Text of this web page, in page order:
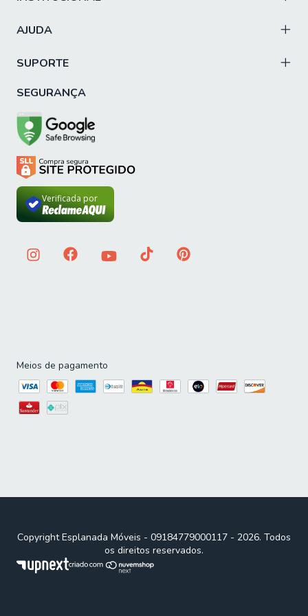
AJUDA
SUPORTE
SEGURANÇA
Verificada por
Meios de pagamento
Copyright Esplanada Móveis - 09184779000117 - 2026. Todos
os direitos reservados.